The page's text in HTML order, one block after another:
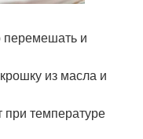
перемешать и
из масла и
при температуре